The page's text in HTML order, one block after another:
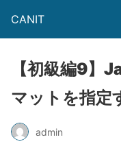
CANIT
【初級編9】
マットを指定
admin